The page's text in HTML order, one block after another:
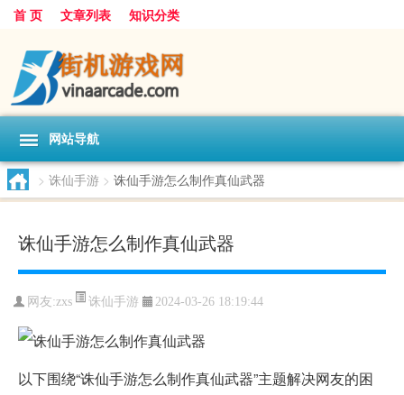
首 页 文章列表 知识分类
网站导航
> 诛仙手游 > 诛仙手游怎么制作真仙武器
诛仙手游怎么制作真仙武器
网友:zxs 诛仙手游 2024-03-26 18:19:44
以下围绕“诛仙手游怎么制作真仙武器”主题解决网友的困